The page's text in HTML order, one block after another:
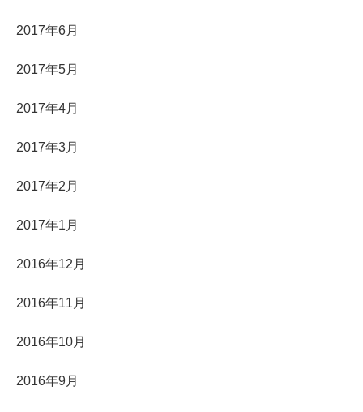
2017年6月
2017年5月
2017年4月
2017年3月
2017年2月
2017年1月
2016年12月
2016年11月
2016年10月
2016年9月